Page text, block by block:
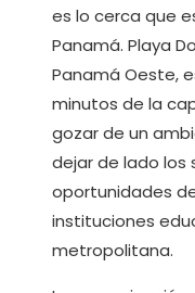
es lo cerca que
Panamá. Playa
Panamá Oeste,
minutos de la
gozar de un
dejar de lado los
oportunidades
instituciones
metropolitana.